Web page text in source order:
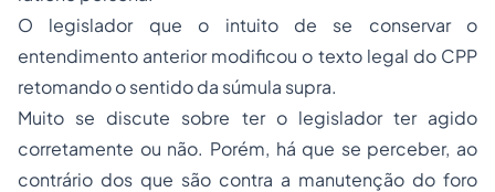
O legislador que o intuito de se conservar o
entendimento anterior modificou o texto legal do CPP
retomando o sentido da súmula supra.
Muito se discute sobre ter o legislador ter agido
corretamente ou não. Porém, há que se perceber, ao
contrário dos que são contra a manutenção do foro